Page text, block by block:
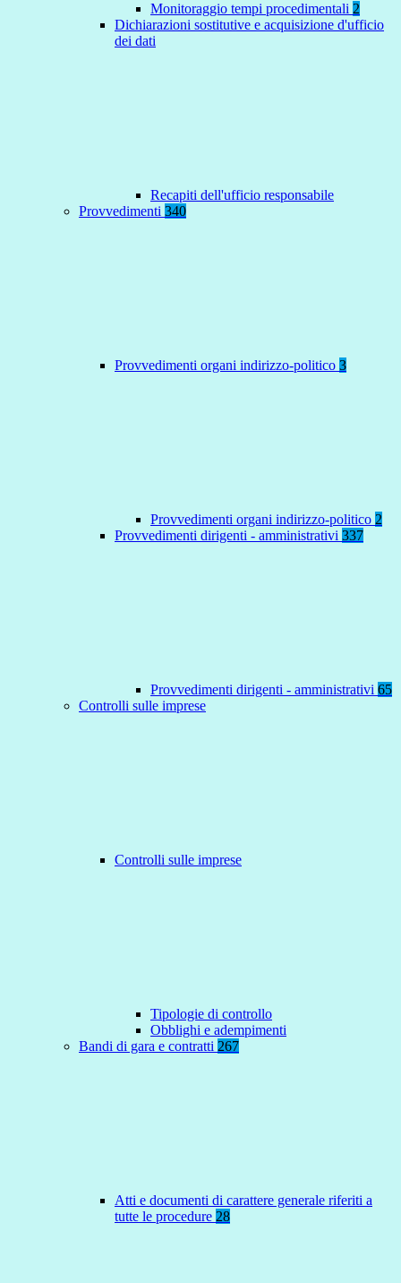
Monitoraggio tempi procedimentali 2
Dichiarazioni sostitutive e acquisizione d'ufficio
dei dati
Recapiti dell'ufficio responsabile
Provvedimenti 340
Provvedimenti organi indirizzo-politico 3
Provvedimenti organi indirizzo-politico 2
Provvedimenti dirigenti - amministrativi 337
Provvedimenti dirigenti - amministrativi 65
Controlli sulle imprese
Controlli sulle imprese
Tipologie di controllo
Obblighi e adempimenti
Bandi di gara e contratti 267
Atti e documenti di carattere generale riferiti a
tutte le procedure 28